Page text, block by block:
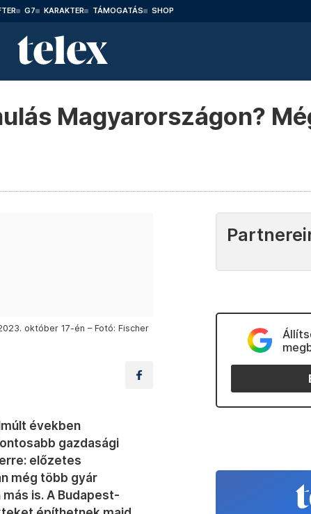
G7 KARAKTER TÁMOGATÁS SHOP
Magyarországon?
október 17-én – Fotó: Fischer
években
gazdasági
előzetes
még több gyár
is. A Budapest-